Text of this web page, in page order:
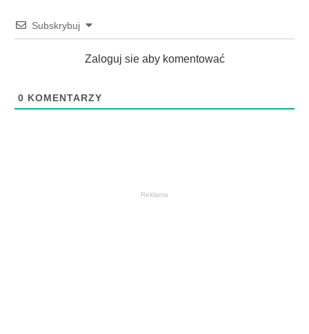
Subskrybuj
Zaloguj sie aby komentować
0 KOMENTARZY
Reklama